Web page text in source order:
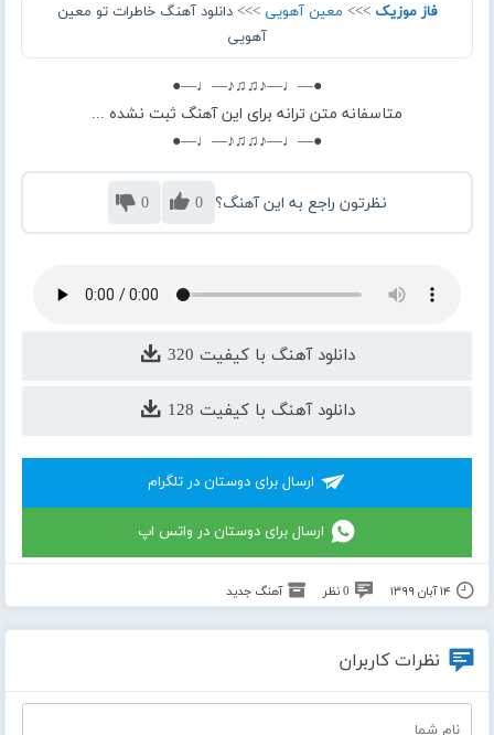
فاز موزیک >>> معین آهویی >>> دانلود آهنگ خاطرات تو معین
آهویی
●—♩—♪♫♫♪—♩—●
متاسفانه متن ترانه برای این آهنگ ثبت نشده ...
●—♩—♪♫♫♪—♩—●
نظرتون راجع به این آهنگ؟ 0
0
دانلود آهنگ با کیفیت 320
دانلود آهنگ با کیفیت 128
ارسال برای دوستان در تلگرام
ارسال برای دوستان در واتس اپ
۱۴ آبان ۱۳۹۹ 0 نظر آهنگ جدید
نظرات کاربران